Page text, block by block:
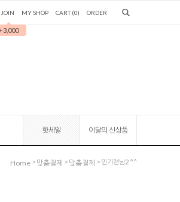
JOIN
+3,000
MY SHOP CART (0) ORDER
이달의 신상품
핫세일
Home > 맞춤결제 > 맞춤결제 > 민기련님2 ^^